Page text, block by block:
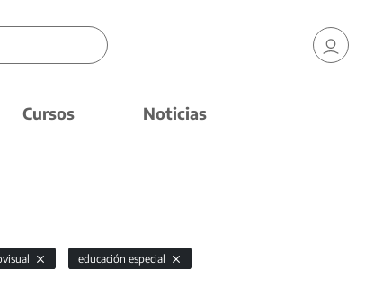
Cursos Noticias
educación especial